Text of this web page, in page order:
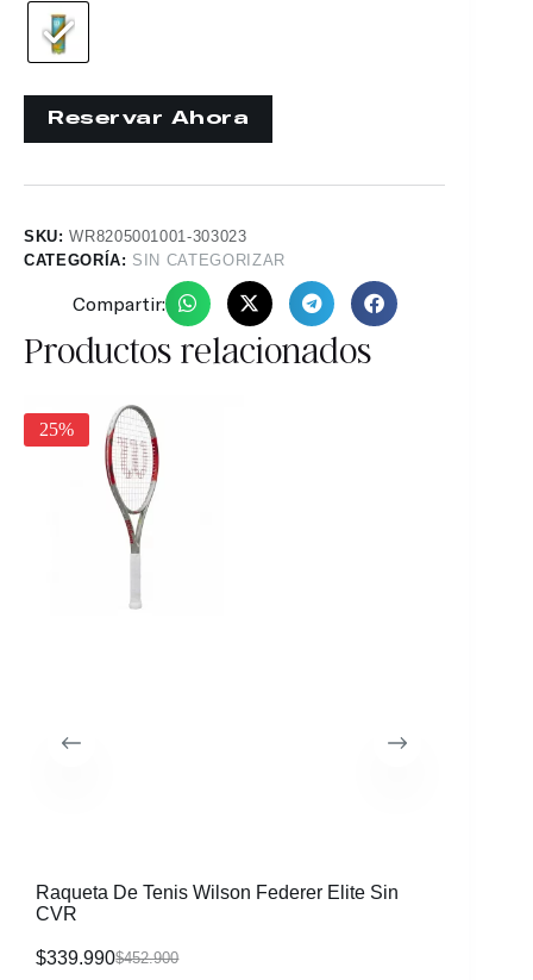
SKU:WR8205001001-303023
CATEGORÍA: SIN CATEGORIZAR
Compartir:
Productos relacionados
25%
Raqueta De Tenis Wilson Federer Elite Sin
CVR
$452.900
$339.990